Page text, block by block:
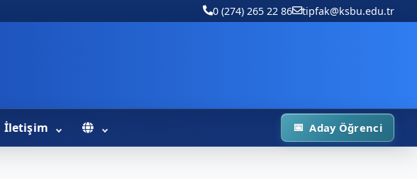
0 (274) 265 22 86 tipfak@ksbu.edu.tr
İletişim Aday Öğrenci